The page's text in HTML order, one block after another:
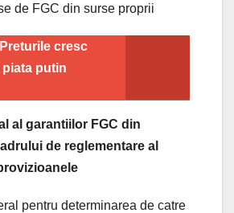
de FGC din surse proprii
Preturile cresc
piata putin
al garantiilor FGC din
de reglementare al
pentru determinarea de catre